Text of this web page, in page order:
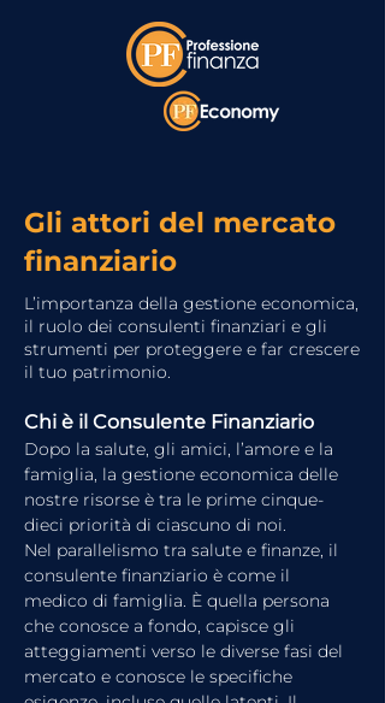
Gli attori del mercato
finanziario
L’importanza della gestione economica,
il ruolo dei consulenti finanziari e gli
strumenti per proteggere e far crescere
il tuo patrimonio.
Chi è il Consulente Finanziario
Dopo la salute, gli amici, l’amore e la
famiglia, la gestione economica delle
nostre risorse è tra le prime cinque-
dieci priorità di ciascuno di noi.
Nel parallelismo tra salute e finanze, il
consulente finanziario è come il
medico di famiglia. È quella persona
che conosce a fondo, capisce gli
atteggiamenti verso le diverse fasi del
mercato e conosce le specifiche